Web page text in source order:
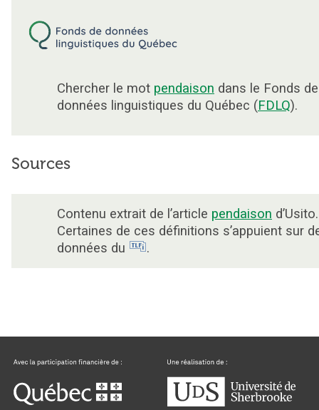
Chercher le mot pendaison dans le Fonds de
données linguistiques du Québec (FDLQ).
Sources
Contenu extrait de l’article pendaison d’Usito.
Certaines de ces définitions s’appuient sur
données du
.